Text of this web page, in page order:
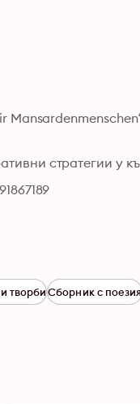
стратегии у
творбиСборник с